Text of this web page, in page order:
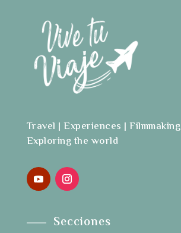
Travel | Experiences | Filmmaking
Exploring the world
Secciones